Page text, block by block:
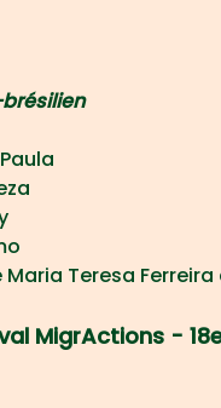
Maria Teresa
MigrActions -